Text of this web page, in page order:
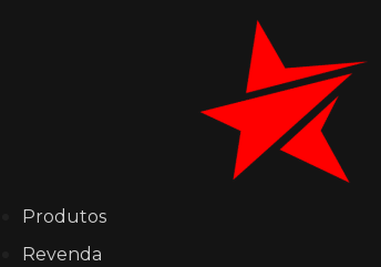
Produtos
Revenda